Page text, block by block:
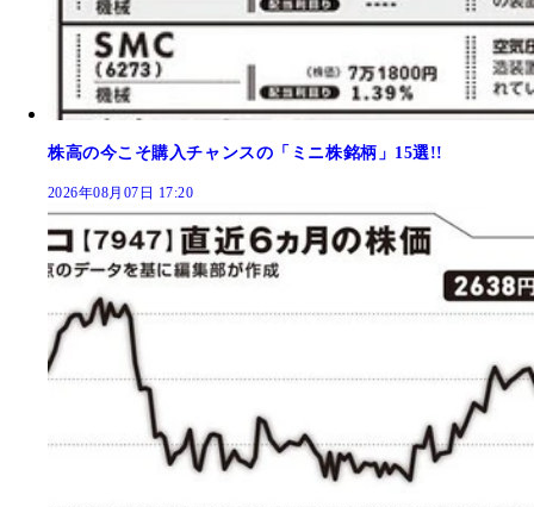
株高の今こそ購入チャンスの「ミニ株銘柄」15選!!
2026年08月07日 17:20